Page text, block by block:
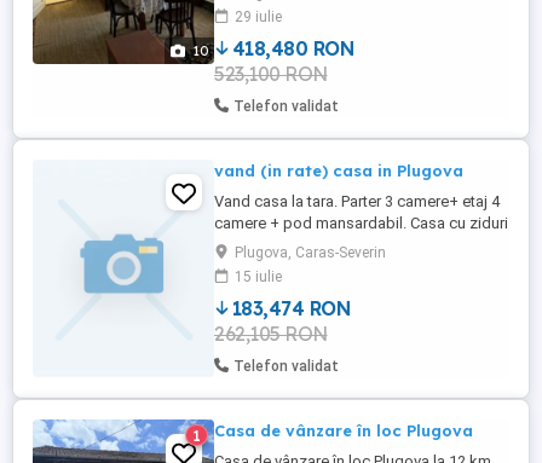
10
29 iulie
418,480 RON
523,100 RON
Telefon validat
vand (in rate) casa in Plugova
Vand casa la tara. Parter 3 camere+ etaj 4
camere + pod mansardabil. Casa cu ziduri
foarte groase parter din piatra, etaj din
caramida. Anexa cu 3 incaperi. Terenul de
sub casa si gradina 470 mp. constructiile
,la sol,l 180 mp. Casa este in mijlocul
satului, strada foarte linistita, vecini ok, sat
...
Plugova, Caras-Severin
15 iulie
183,474 RON
262,105 RON
Telefon validat
1 Casa de vânzare în loc Plugova